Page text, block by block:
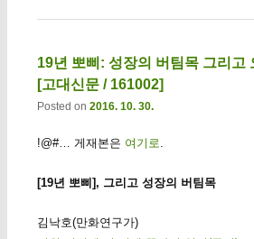
19년 뽀삐: 성장의 버팀목 그리고
[고대신문 / 161002]
Posted on 2016. 10. 30.
!@#… 게재본은 여기로
[19년 뽀삐], 그리고 성장의 버팀목
김낙호(만화연구가)